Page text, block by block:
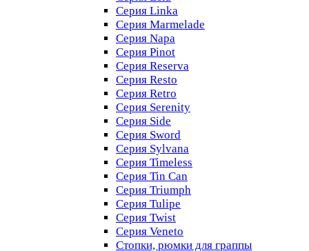
Серия Linka
Серия Marmelade
Серия Napa
Серия Pinot
Серия Reserva
Серия Resto
Серия Retro
Серия Serenity
Серия Side
Серия Sword
Серия Sуlvana
Серия Timeless
Серия Tin Can
Серия Triumph
Серия Tulipe
Серия Twist
Серия Veneto
Стопки, рюмки для граппы